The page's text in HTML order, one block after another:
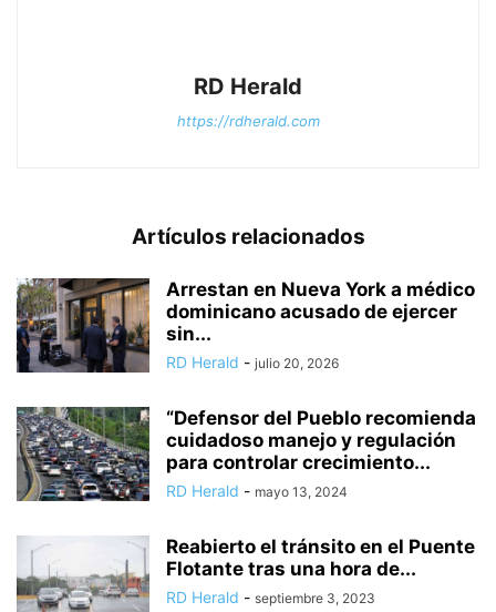
RD Herald
https://rdherald.com
Artículos relacionados
Arrestan en Nueva York a médico
dominicano acusado de ejercer
sin...
RD Herald - julio 20, 2026
“Defensor del Pueblo recomienda
cuidadoso manejo y regulación
para controlar crecimiento...
RD Herald - mayo 13, 2024
Reabierto el tránsito en el Puente
Flotante tras una hora de...
RD Herald - septiembre 3, 2023